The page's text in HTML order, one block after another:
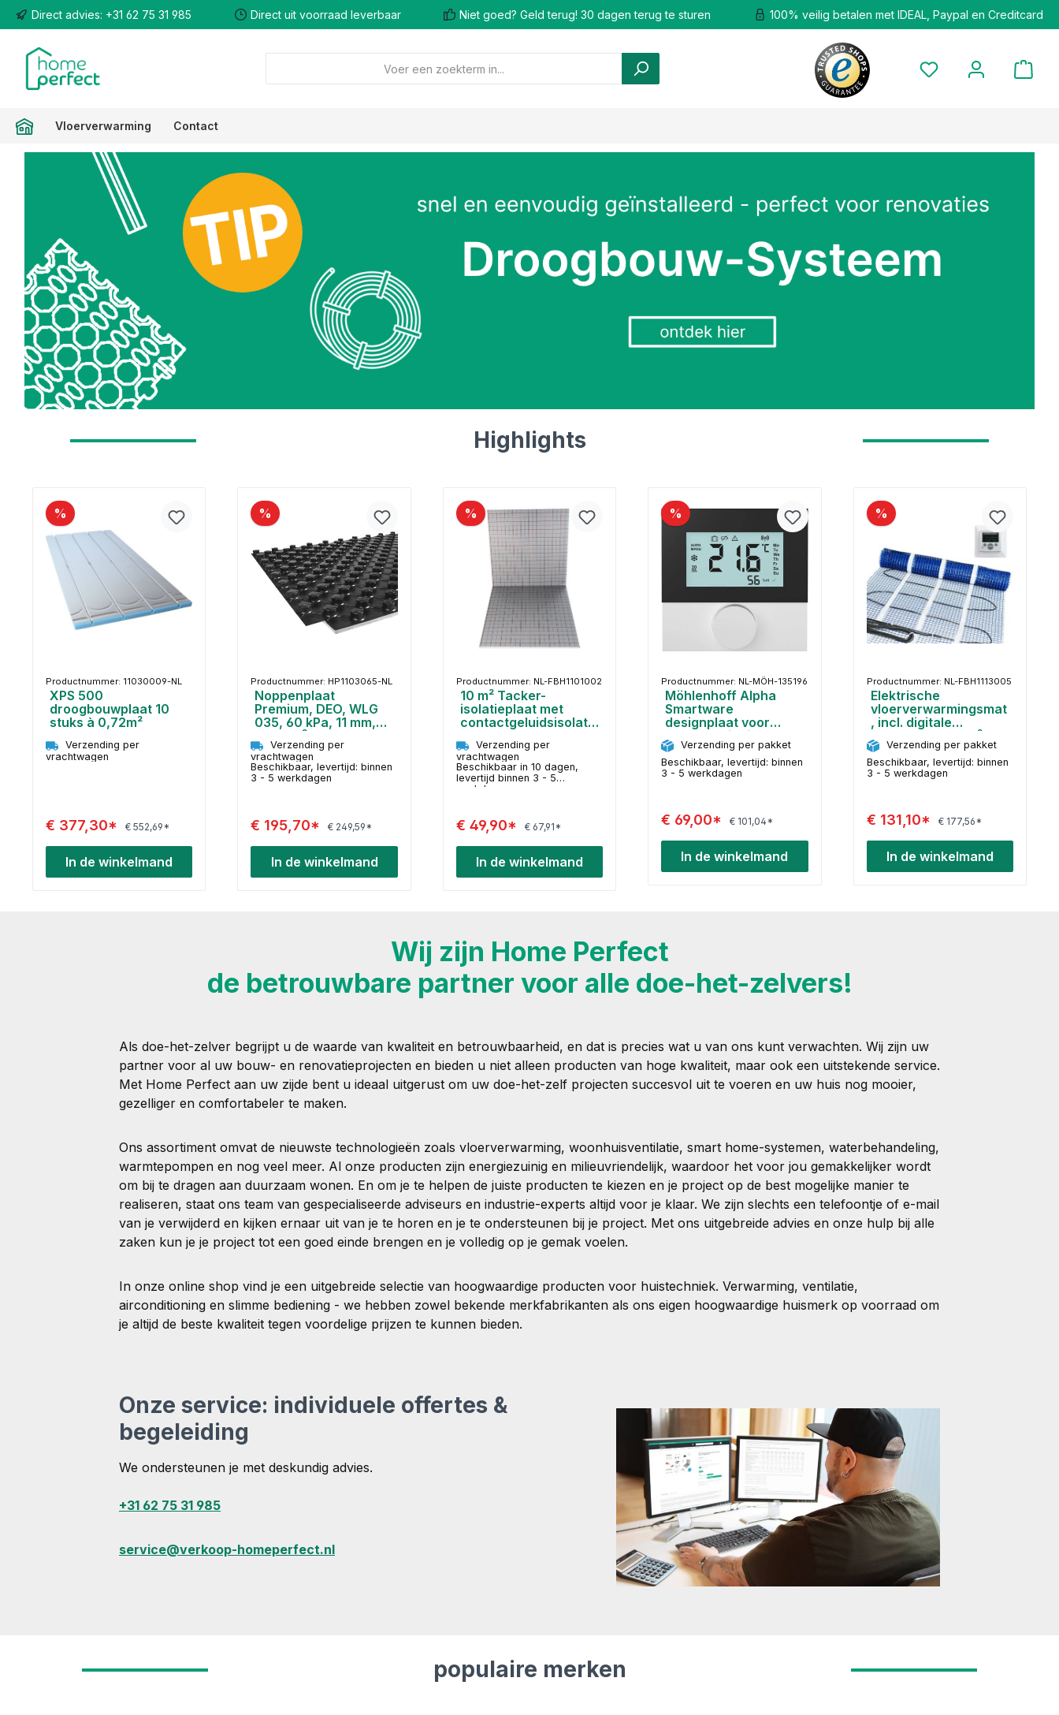
naar de hoofdinhoud
Ga naar de zoekopdracht
Ga naar de hoofdnavigatie
Direct advies: +31 62 75 31 985 Direct uit voorraad leverbaar Niet goed? Geld terug! 30 dagen terug te sturen 100% veilig betalen met IDEAL, Paypal en Creditcard
Vloerverwarming Contact
Highlights
%
Productnummer: 11030009-NL
XPS 500
droogbouwplaat 10
stuks à 0,72m²
vrachtwagen
€ 377,30* € 552,69*
In de winkelmand
%
Productnummer: HP1103065-NL
Noppenplaat
Premium, DEO, WLG
035, 60 kPa, 11 mm,
20,16 m²
Verzending per
vrachtwagen
Beschikbaar, levertijd: binnen
3 - 5 werkdagen
€ 195,70* € 249,59*
In de winkelmand
%
Productnummer: NL-FBH1101002
10 m² Tacker-
isolatieplaat met
contactgeluidsisolatie
vrachtwagen
Beschikbaar in 10 dagen,
levertijd binnen 3 - 5
werkdagen
€ 49,90* € 67,91*
In de winkelmand
%
Productnummer: NL-MÖH-135196
Möhlenhoff Alpha
Smartware
designplaat voor
kamerbedieningsapp
araat LCD
Verzending per pakket
Beschikbaar, levertijd: binnen
3 - 5 werkdagen
€ 69,00* € 101,04*
In de winkelmand
%
Productnummer: NL-FBH1113005
Elektrische
vloerverwarmingsmat
, incl. digitale
thermostaat, 5 m²
Verzending per pakket
Beschikbaar, levertijd: binnen
3 - 5 werkdagen
€ 131,10* € 177,56*
In de winkelmand
Wij zijn Home Perfect
de betrouwbare partner voor alle doe-het-zelvers!
Als doe-het-zelver begrijpt u de waarde van kwaliteit en betrouwbaarheid, en dat is precies wat u van ons kunt verwachten. Wij zijn uw
partner voor al uw bouw- en renovatieprojecten en bieden u niet alleen producten van hoge kwaliteit, maar ook een uitstekende service.
Met Home Perfect aan uw zijde bent u ideaal uitgerust om uw doe-het-zelf projecten succesvol uit te voeren en uw huis nog mooier,
gezelliger en comfortabeler te maken.
Ons assortiment omvat de nieuwste technologieën zoals vloerverwarming, woonhuisventilatie, smart home-systemen, waterbehandeling,
warmtepompen en nog veel meer. Al onze producten zijn energiezuinig en milieuvriendelijk, waardoor het voor jou gemakkelijker wordt
om bij te dragen aan duurzaam wonen. En om je te helpen de juiste producten te kiezen en je project op de best mogelijke manier te
realiseren, staat ons team van gespecialiseerde adviseurs en industrie-experts altijd voor je klaar. We zijn slechts een telefoontje of e-mail
van je verwijderd en kijken ernaar uit van je te horen en je te ondersteunen bij je project. Met ons uitgebreide advies en onze hulp bij alle
zaken kun je je project tot een goed einde brengen en je volledig op je gemak voelen.
In onze online shop vind je een uitgebreide selectie van hoogwaardige producten voor huistechniek. Verwarming, ventilatie,
airconditioning en slimme bediening - we hebben zowel bekende merkfabrikanten als ons eigen hoogwaardige huismerk op voorraad om
je altijd de beste kwaliteit tegen voordelige prijzen te kunnen bieden.
Onze service: individuele offertes &
begeleiding
We ondersteunen je met deskundig advies.
+31 62 75 31 985
service@verkoop-homeperfect.nl
populaire merken